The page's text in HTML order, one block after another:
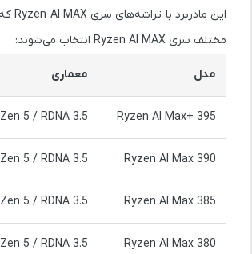
این مادربرد با تراشه‌های سری Ryzen AI MAX که از نوع
مختلف سری Ryzen AI MAX انتخاب می‌شوند:
مدل معماری
Ryzen AI Max+ 395
Zen 5 / RDNA 3.5
Ryzen AI Max 390
Zen 5 / RDNA 3.5
Ryzen AI Max 385
Zen 5 / RDNA 3.5
Ryzen AI Max 380
Zen 5 / RDNA 3.5